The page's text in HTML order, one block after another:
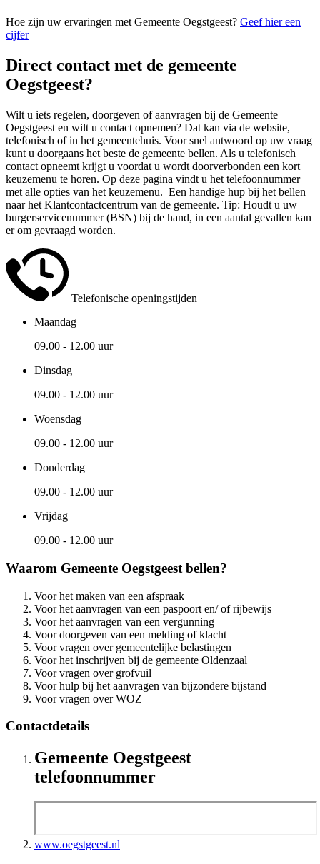
Hoe zijn uw ervaringen met Gemeente Oegstgeest? Geef hier een
cijfer
Direct contact met de gemeente
Oegstgeest?
Wilt u iets regelen, doorgeven of aanvragen bij de Gemeente
Oegstgeest en wilt u contact opnemen? Dat kan via de website,
telefonisch of in het gemeentehuis. Voor snel antwoord op uw vraag
kunt u doorgaans het beste de gemeente bellen. Als u telefonisch
contact opneemt krijgt u voordat u wordt doorverbonden een kort
keuzemenu te horen. Op deze pagina vindt u het telefoonnummer
met alle opties van het keuzemenu. Een handige hup bij het bellen
naar het Klantcontactcentrum van de gemeente. Tip: Houdt u uw
burgerservicenummer (BSN) bij de hand, in een aantal gevallen kan
er om gevraagd worden.
Telefonische openingstijden
Maandag
09.00 - 12.00 uur
Dinsdag
09.00 - 12.00 uur
Woensdag
09.00 - 12.00 uur
Donderdag
09.00 - 12.00 uur
Vrijdag
09.00 - 12.00 uur
Waarom Gemeente Oegstgeest bellen?
Voor het maken van een afspraak
Voor het aanvragen van een paspoort en/ of rijbewijs
Voor het aanvragen van een vergunning
Voor doorgeven van een melding of klacht
Voor vragen over gemeentelijke belastingen
Voor het inschrijven bij de gemeente Oldenzaal
Voor vragen over grofvuil
Voor hulp bij het aanvragen van bijzondere bijstand
Voor vragen over WOZ
Contactdetails
Gemeente Oegstgeest
telefoonnummer
www.oegstgeest.nl